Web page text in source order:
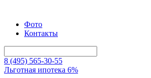
Фото
Контакты
8 (495) 565-30-55
Льготная ипотека 6%